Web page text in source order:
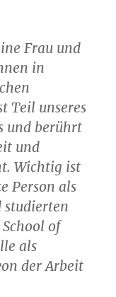
Frau und
in
Teil unseres
und berührt
und
Wichtig ist
Person als
studierten
of
als
der Arbeit